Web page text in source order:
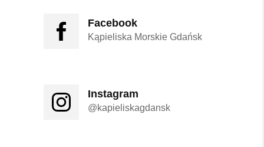
Facebook
Kąpieliska Morskie Gdańsk
Instagram
@kapieliskagdansk